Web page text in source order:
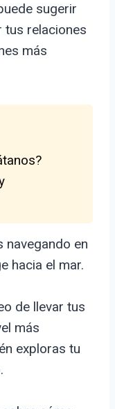
sugerir
tus relaciones
más
navegando en
hacia el mar.
de llevar tus
más
exploras tu